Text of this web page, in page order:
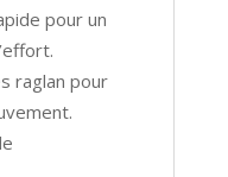
pour un
raglan pour